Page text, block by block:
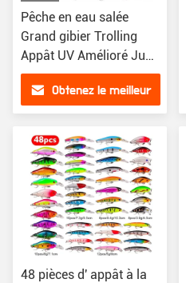
Pêche en eau salée
Grand gibier Trolling
Appât UV Amélioré Jupe
de pieuvre Appât
Obtenez le meilleur
48 pièces d' appât à la